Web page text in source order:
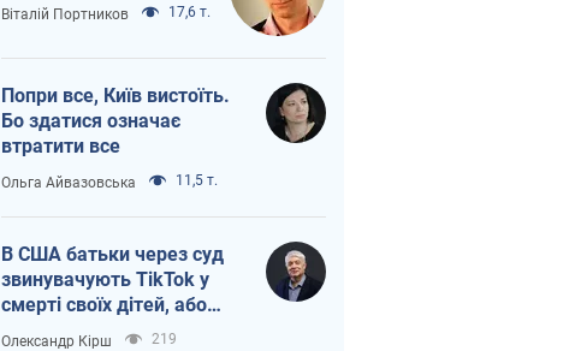
Віталій Портников 17,6 т.
Попри все, Київ вистоїть.
Бо здатися означає
втратити все
Ольга Айвазовська 11,5 т.
В США батьки через суд
звинувачують TikTok у
смерті своїх дітей, або
Атака КНР на молодь
Олександр Кірш 219